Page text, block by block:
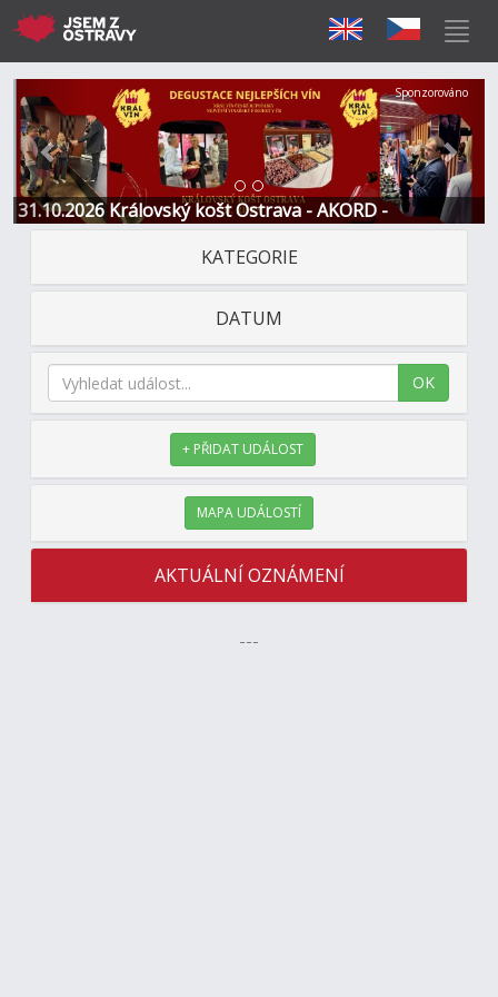
31.10.2026 Královský košt Ostrava - AKORD -
Restaurace a Hotel
Předchozí Další
Sponzorováno
KATEGORIE
DATUM
OK
+ PŘIDAT UDÁLOST
MAPA UDÁLOSTÍ
AKTUÁLNÍ OZNÁMENÍ
---